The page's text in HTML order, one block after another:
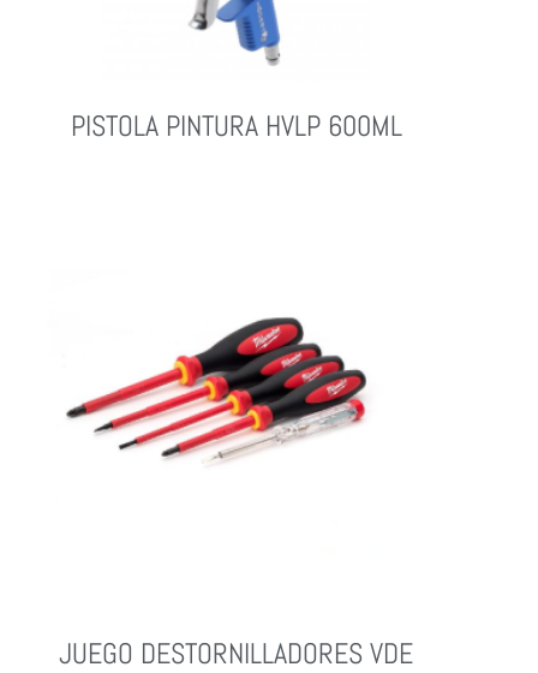
PISTOLA PINTURA HVLP 600ML
JUEGO DESTORNILLADORES VDE